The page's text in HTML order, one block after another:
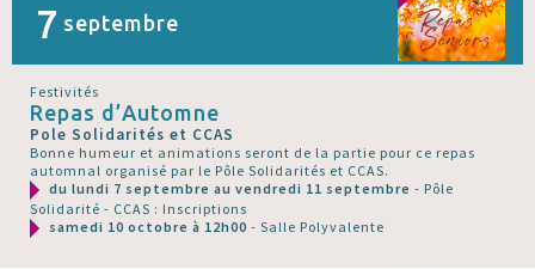
7 septembre
Festivités
Repas d’Automne
Pole Solidarités et CCAS
Bonne humeur et animations seront de la partie pour ce repas
automnal organisé par le Pôle Solidarités et CCAS.
du lundi 7 septembre au vendredi 11 septembre - Pôle
Solidarité - CCAS : Inscriptions
samedi 10 octobre à 12h00 - Salle Polyvalente